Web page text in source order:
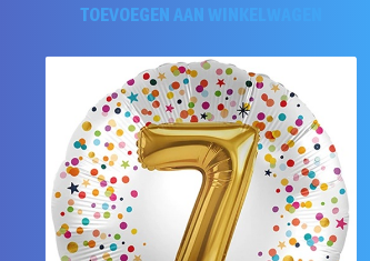
TOEVOEGEN AAN WINKELWAGEN